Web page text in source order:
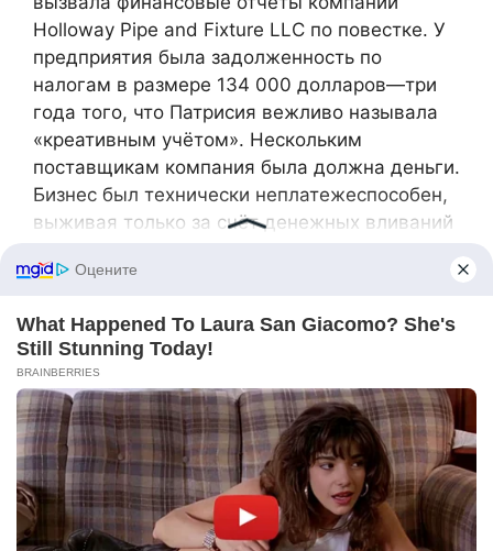
Holloway Pipe and Fixture LLC по повестке. У
предприятия была задолженность по
налогам в размере 134 000 долларов—три
года того, что Патрисия вежливо называла
«креативным учётом». Нескольким
поставщикам компания была должна деньги.
Бизнес был технически неплатежеспособен,
выживая только за счёт денежных вливаний
Как владелец 50% Holloway Pipe and Fixture,
половину налоговой задолженности,
половину долгов поставщикам, половину
всей финансовой катастрофы, созданной его
отцом.
Дом был нашим самым крупным активом.
Мы купили его за 285 000 долларов три года
назад. Первоначальный взнос составлял 35
000 долларов—подарок моих родителей. У